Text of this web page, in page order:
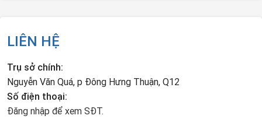
LIÊN HỆ
Trụ sở chính:
Nguyễn Văn Quá, p Đông Hưng Thuận, Q12
Số điện thoại:
Đăng nhập để xem SĐT.